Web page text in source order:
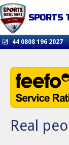
SPORTS
44 0808 196 2027
Real